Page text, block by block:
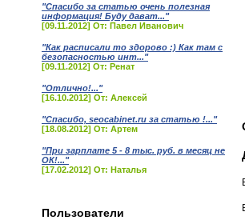
"Спасибо за статью очень полезная
информация! Буду дават..."
[09.11.2012] От: Павел Иванович
"Как расписали то здорово :) Как там с
безопасностью инт..."
[09.11.2012] От: Ренат
"Отлично!..."
[16.10.2012] От: Алексей
"Спасибо, seocabinet.ru за статью !..."
[18.08.2012] От: Артем
"При зарплате 5 - 8 тыс. руб. в месяц не
ОК!..."
[17.02.2012] От: Наталья
Пользователи